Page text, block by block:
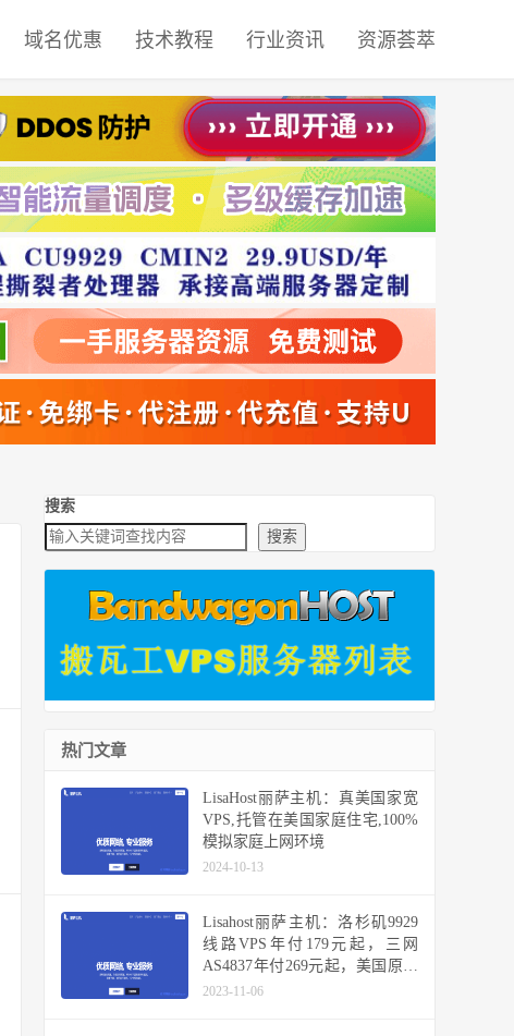
域名优惠 技术教程 行业资讯 资源荟萃
搜索
搜索
热门文章
LisaHost丽萨主机：真美国家宽
VPS,托管在美国家庭住宅,100%
模拟家庭上网环境
2024-10-13
Lisahost丽萨主机：洛杉矶9929
线路VPS年付179元起，三网
AS4837年付269元起，美国原生
IP，双ISP家宽IP，可选高防
2023-11-06